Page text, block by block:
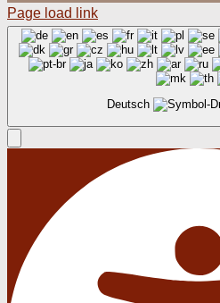
Page load link
Deutsch